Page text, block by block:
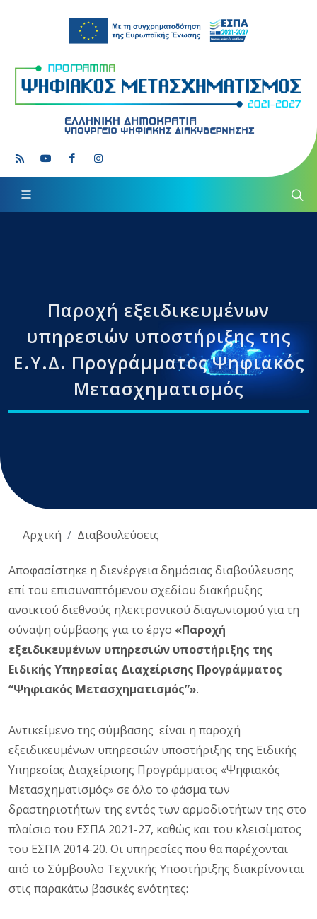
Παροχή εξειδικευμένων
υπηρεσιών υποστήριξης της
Ε.Υ.Δ. Προγράμματος Ψηφιακός
Μετασχηματισμός
Αρχική Διαβουλεύσεις
Αποφασίστηκε η διενέργεια δημόσιας διαβούλευσης
επί του επισυναπτόμενου σχεδίου διακήρυξης
ανοικτού διεθνούς ηλεκτρονικού διαγωνισμού για τη
σύναψη σύμβασης για το έργο «Παροχή
εξειδικευμένων υπηρεσιών υποστήριξης της
Ειδικής Υπηρεσίας Διαχείρισης Προγράμματος
“Ψηφιακός Μετασχηματισμός”».
Αντικείμενο της σύμβασης είναι η παροχή
εξειδικευμένων υπηρεσιών υποστήριξης της Ειδικής
Υπηρεσίας Διαχείρισης Προγράμματος «Ψηφιακός
Μετασχηματισμός» σε όλο το φάσμα των
δραστηριοτήτων της εντός των αρμοδιοτήτων της στο
πλαίσιο του ΕΣΠΑ 2021-27, καθώς και του κλεισίματος
του ΕΣΠΑ 2014-20. Οι υπηρεσίες που θα παρέχονται
από το Σύμβουλο Τεχνικής Υποστήριξης διακρίνονται
στις παρακάτω βασικές ενότητες: